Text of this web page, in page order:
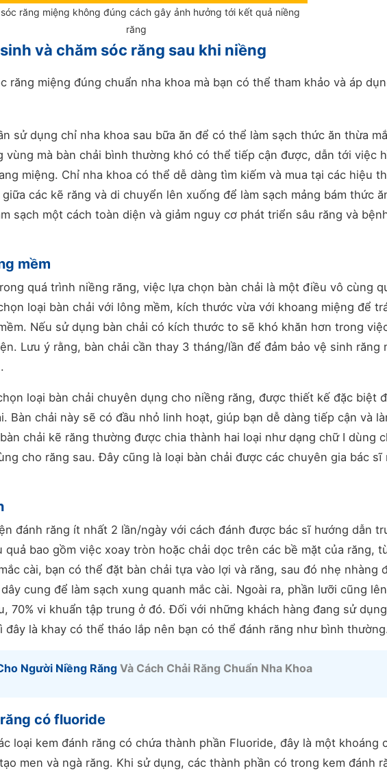
sóc răng miệng không đúng cách gây ảnh hưởng tới kết quả niềng
răng
và chăm sóc răng sau khi niềng
răng miệng đúng chuẩn nha khoa mà bạn có thể tham khảo và áp
sử dụng chỉ nha khoa sau bữa ăn để có thể làm sạch thức ăn thừa
vùng mà bàn chải bình thường khó có thể tiếp cận được, dẫn tới việc
miệng. Chỉ nha khoa có thể dễ dàng tìm kiếm và mua tại các hiệu
các kẽ răng và di chuyển lên xuống để làm sạch mảng bám thức
sạch một cách toàn diện và giảm nguy cơ phát triển sâu răng và
mềm
quá trình niềng răng, việc lựa chọn bàn chải là một điều vô cùng
loại bàn chải với lông mềm, kích thước vừa với khoang miệng để
Nếu sử dụng bàn chải có kích thước to sẽ khó khăn hơn trong
Lưu ý rằng, bàn chải cần thay 3 tháng/lần để đảm bảo vệ sinh răng
loại bàn chải chuyên dụng cho niềng răng, được thiết kế đặc biệt
Bàn chải này sẽ có đầu nhỏ linh hoạt, giúp bạn dễ dàng tiếp cận và
chải kẽ răng thường được chia thành hai loại như dạng chữ I dùng
cho răng sau. Đây cũng là loại bàn chải được các chuyên gia bác sĩ
đánh răng ít nhất 2 lần/ngày với cách đánh được bác sĩ hướng dẫn
quả bao gồm việc xoay tròn hoặc chải dọc trên các bề mặt của răng,
cài, bạn có thể đặt bàn chải tựa vào lợi và răng, sau đó nhẹ nhàng
cung để làm sạch xung quanh mắc cài. Ngoài ra, phần lưỡi cũng
70% vi khuẩn tập trung ở đó. Đối với những khách hàng đang sử
là khay có thể tháo lắp nên bạn có thể đánh răng như bình
Người Niềng Răng Và Cách Chải Răng Chuẩn Nha Khoa
có fluoride
loại kem đánh răng có chứa thành phần Fluoride, đây là một khoáng
men và ngà răng. Khi sử dụng, các thành phần có trong kem đánh